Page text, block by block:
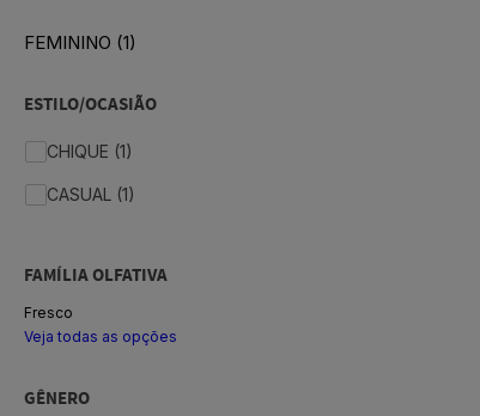
FEMININO (1)
ESTILO/OCASIÃO
CHIQUE (1)
CASUAL (1)
FAMÍLIA OLFATIVA
Fresco
Veja todas as opções
GÊNERO